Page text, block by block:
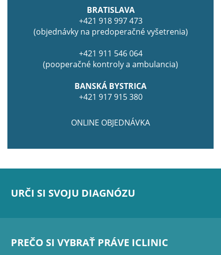
BRATISLAVA
+421 918 997 473
(objednávky na predoperačné vyšetrenia)
+421 911 546 064
(pooperačné kontroly a ambulancia)
BANSKÁ BYSTRICA
+421 917 915 380
ONLINE OBJEDNÁVKA
URČI SI SVOJU DIAGNÓZU
PREČO SI VYBRAŤ PRÁVE ICLINIC